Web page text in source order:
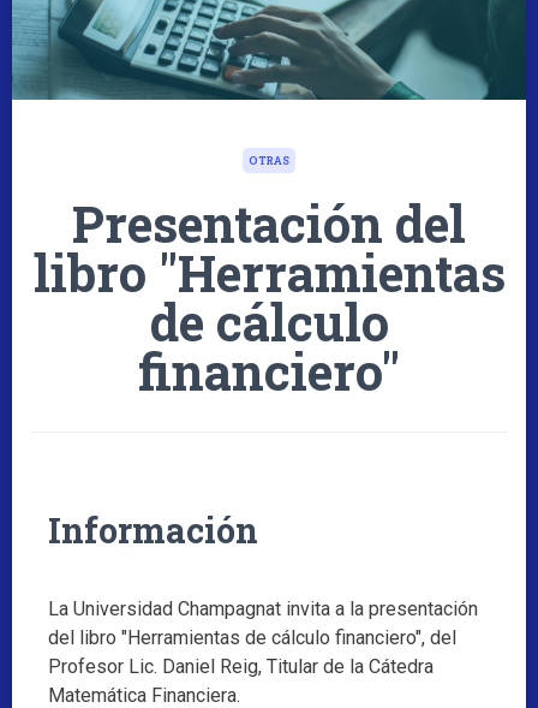
OTRAS
Presentación del
libro "Herramientas
de cálculo
financiero"
Información
La Universidad Champagnat invita a la presentación
del libro "Herramientas de cálculo financiero", del
Profesor Lic. Daniel Reig, Titular de la Cátedra
Matemática Financiera.